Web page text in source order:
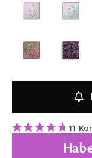
KOREA
TRAVEL
NATURE
SPECIALS
OUTLET
11